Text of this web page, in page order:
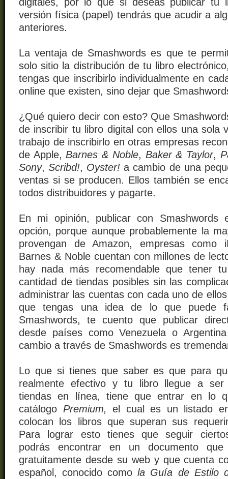
versión física (papel) tendrás que acudir a
anteriores.
La ventaja de Smashwords es que te
solo sitio la distribución de tu libro
tengas que inscribirlo individualmente en
online que existen, sino dejar que
¿Qué quiero decir con esto? Que
de inscribir tu libro digital con ellos una sola
trabajo de inscribirlo en otras empresas
de Apple, Barnes & Noble, Baker & Taylor,
Sony,Scribd!, Oyster! a cambio de una
ventas si se producen. Ellos también se
todos distribuidores y pagarte.
En mi opinión, publicar con Smashwords
opción, porque aunque probablemente la
provengan de Amazon, empresas como
Barnes & Noble cuentan con millones de
hay nada más recomendable que tener
cantidad de tiendas posibles sin las
administrar las cuentas con cada uno de
que tengas una idea de lo que puede
Smashwords, te cuento que publicar
desde países como Venezuela o
cambio a través de Smashwords es
Lo que si tienes que saberes que para
realmente efectivo y tu libro llegue a ser
tiendas en línea, tiene que entrar en
lo
catálogo Premium,el cual es un listado
colocan los libros que superan sus
Para lograr esto tienes que seguir
podrás encontrar en un documento que
gratuitamente desde su web y que cuenta
español, conocido comola Guía de Estilo